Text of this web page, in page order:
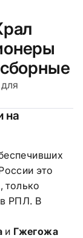
на
это
только
РПЛ. В
и Гжегожа